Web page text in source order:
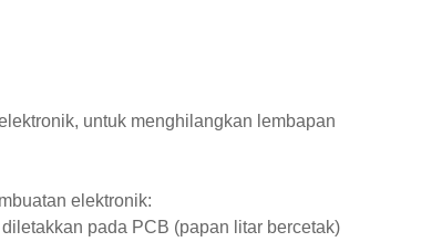
untuk menghilangkan lembapan
elektronik:
pada PCB (papan litar bercetak)